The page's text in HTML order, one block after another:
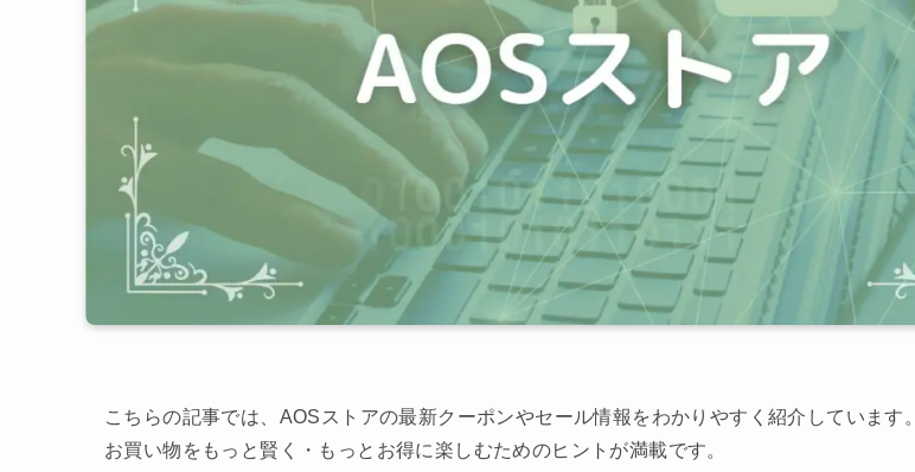
こちらの記事では、AOSストアの最新クーポンやセール情報をわかりやすく紹介しています。
お買い物をもっと賢く・もっとお得に楽しむためのヒントが満載です。